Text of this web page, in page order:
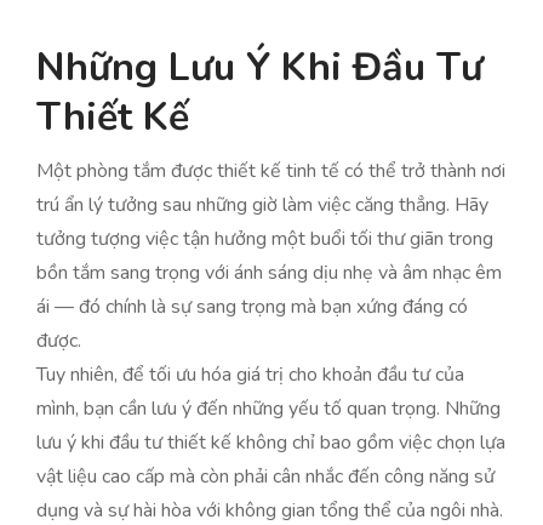
Những Lưu Ý Khi Đầu Tư
Thiết Kế
Một phòng tắm được thiết kế tinh tế có thể trở thành nơi
trú ẩn lý tưởng sau những giờ làm việc căng thẳng. Hãy
tưởng tượng việc tận hưởng một buổi tối thư giãn trong
bồn tắm sang trọng với ánh sáng dịu nhẹ và âm nhạc êm
ái — đó chính là sự sang trọng mà bạn xứng đáng có
được.
Tuy nhiên, để tối ưu hóa giá trị cho khoản đầu tư của
mình, bạn cần lưu ý đến những yếu tố quan trọng. Những
lưu ý khi đầu tư thiết kế không chỉ bao gồm việc chọn lựa
vật liệu cao cấp mà còn phải cân nhắc đến công năng sử
dụng và sự hài hòa với không gian tổng thể của ngôi nhà.